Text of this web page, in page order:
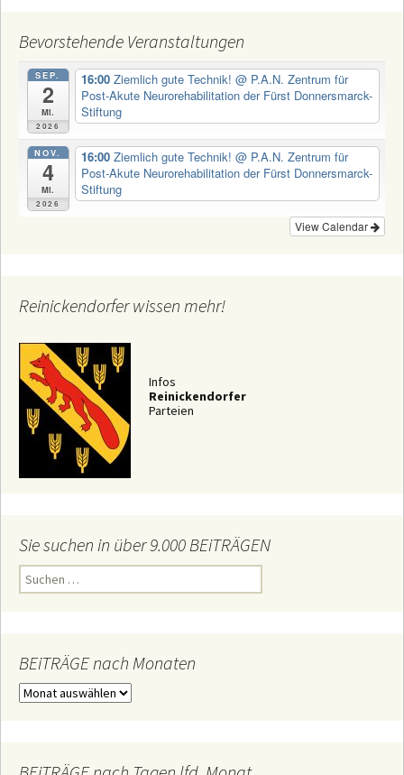
Bevorstehende Veranstaltungen
SEP.
2
Mi.
2026
16:00 Ziemlich gute Technik! @ P.A.N. Zentrum für
Post-Akute Neurorehabilitation der Fürst Donnersmarck-
Stiftung
NOV.
4
Mi.
2026
16:00 Ziemlich gute Technik! @ P.A.N. Zentrum für
Post-Akute Neurorehabilitation der Fürst Donnersmarck-
Stiftung
View Calendar
Reinickendorfer wissen mehr!
Infos
Reinickendorfer
Parteien
Sie suchen in über 9.000 BEiTRÄGEN
n
a
c
h
BEiTRÄGE nach Monaten
B
E